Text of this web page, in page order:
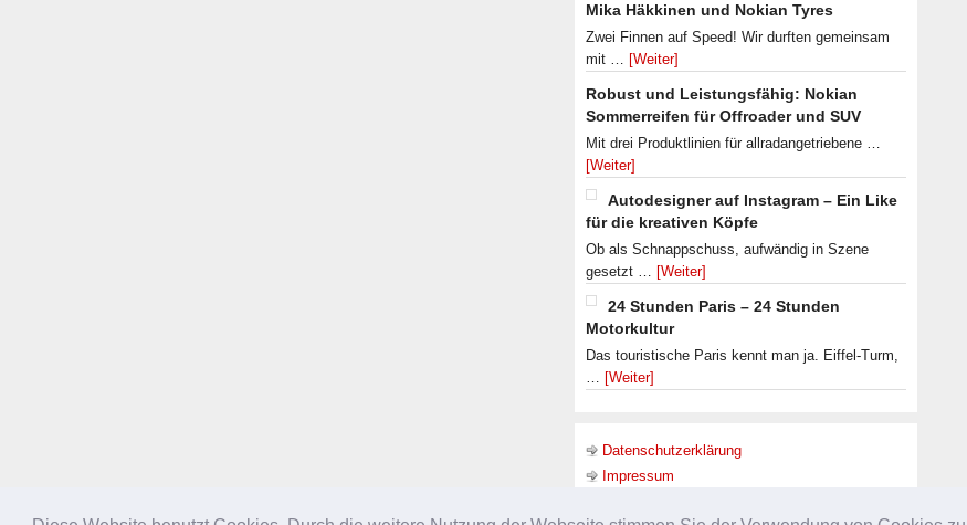
Mika Häkkinen und Nokian Tyres
Zwei Finnen auf Speed! Wir durften gemeinsam
mit … [Weiter]
Robust und Leistungsfähig: Nokian
Sommerreifen für Offroader und SUV
Mit drei Produktlinien für allradangetriebene …
[Weiter]
Autodesigner auf Instagram – Ein Like
für die kreativen Köpfe
Ob als Schnappschuss, aufwändig in Szene
gesetzt … [Weiter]
24 Stunden Paris – 24 Stunden
Motorkultur
Das touristische Paris kennt man ja. Eiffel-Turm,
… [Weiter]
Datenschutzerklärung
Impressum